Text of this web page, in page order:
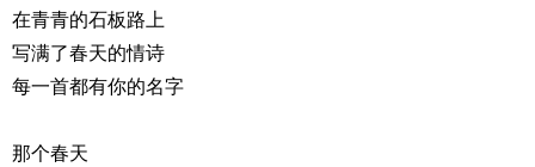
在青青的石板路上
写满了春天的情诗
每一首都有你的名字
那个春天